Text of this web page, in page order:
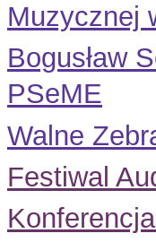
Muzycznej
Bogusław
PSeME
Walne
Festiwal